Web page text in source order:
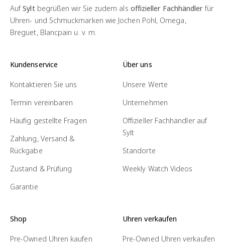
AufSyltbegrüßen wir Sie zudem als offizieller Fachhändlerfür
Uhren- und Schmuckmarken wie Jochen Pohl, Omega,
Breguet, Blancpain u. v. m.
Kundenservice
Kontaktieren Sie uns
Termin vereinbaren
Häufig gestellte Fragen
Zahlung, Versand &
Rückgabe
Zustand & Prüfung
Garantie
Über uns
Unsere Werte
Unternehmen
Offizieller Fachhändler auf
Sylt
Standorte
Weekly Watch Videos
Shop
Pre-Owned Uhren kaufen
Uhren verkaufen
Pre-Owned Uhren verkaufen